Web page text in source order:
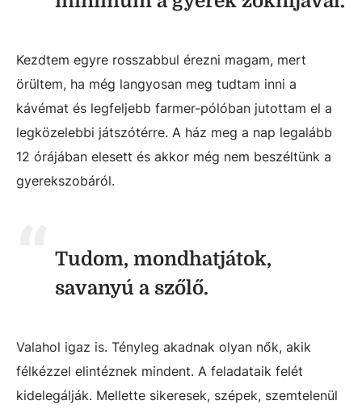
Kezdtem egyre rosszabbul érezni magam, mert
örültem, ha még langyosan meg tudtam inni a
kávémat és legfeljebb farmer-pólóban jutottam el a
legközelebbi játszótérre. A ház meg a nap legalább
12 órájában elesett és akkor még nem beszéltünk a
gyerekszobáról.
Tudom, mondhatjátok,
savanyú a szőlő.
Valahol igaz is. Tényleg akadnak olyan nők, akik
félkézzel elintéznek mindent. A feladataik felét
kidelegálják. Mellette sikeresek, szépek, szemtelenül